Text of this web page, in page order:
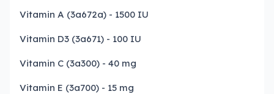
Vitamin A (3a672a) - 1500 IU
Vitamin D3 (3a671) - 100 IU
Vitamin C (3a300) - 40 mg
Vitamin E (3a700) - 15 mg